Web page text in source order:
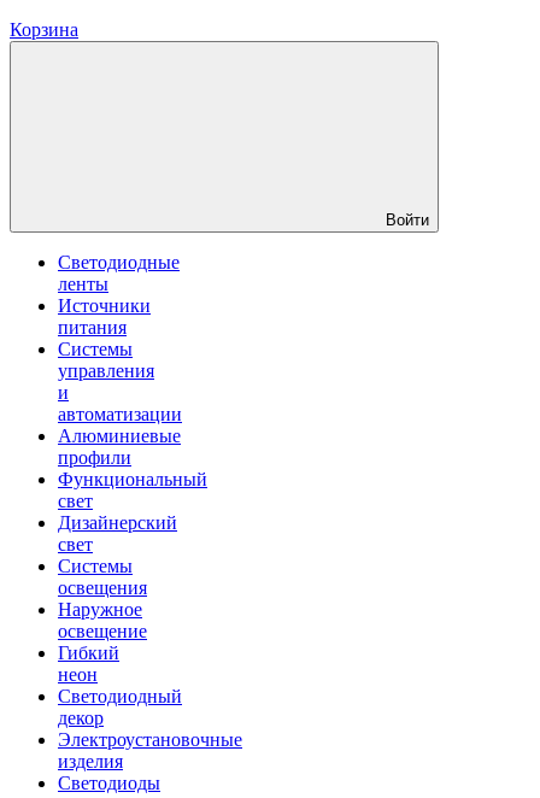
Корзина
Войти
Светодиодные
ленты
Источники
питания
Системы
управления
и
автоматизации
Алюминиевые
профили
Функциональный
свет
Дизайнерский
свет
Системы
освещения
Наружное
освещение
Гибкий
неон
Светодиодный
декор
Электроустановочные
изделия
Светодиоды